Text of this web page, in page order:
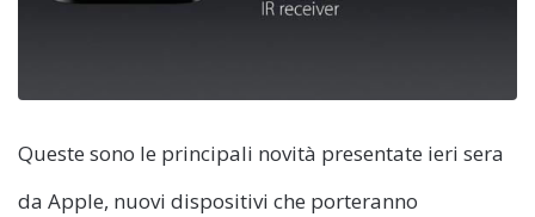
Queste sono le principali novità presentate ieri sera
da Apple, nuovi dispositivi che porteranno